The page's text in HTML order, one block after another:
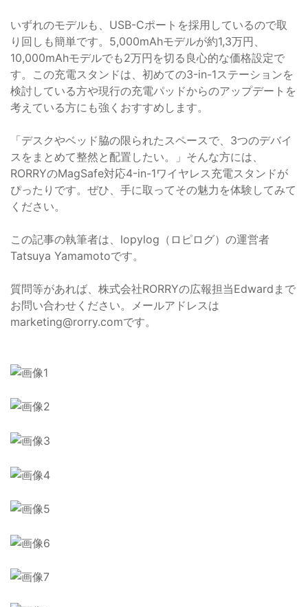
いずれのモデルも、USB-Cポートを採用しているので取
り回しも簡単です。5,000mAhモデルが約1,3万円、
10,000mAhモデルでも2万円を切る良心的な価格設定で
す。この充電スタンドは、初めての3-in-1ステーションを
検討している方や現行の充電パッドからのアップデートを
考えている方にも強くおすすめします。
「デスクやベッド脇の限られたスペースで、3つのデバイ
スをまとめて整然と配置したい。」そんな方には、
RORRYのMagSafe対応4-in-1ワイヤレス充電スタンドが
ぴったりです。ぜひ、手に取ってその魅力を体験してみて
ください。
この記事の執筆者は、lopylog（ロピログ）の運営者
Tatsuya Yamamotoです。
質問等があれば、株式会社RORRYの広報担当Edwardまで
お問い合わせください。メールアドレスは
marketing@rorry.comです。